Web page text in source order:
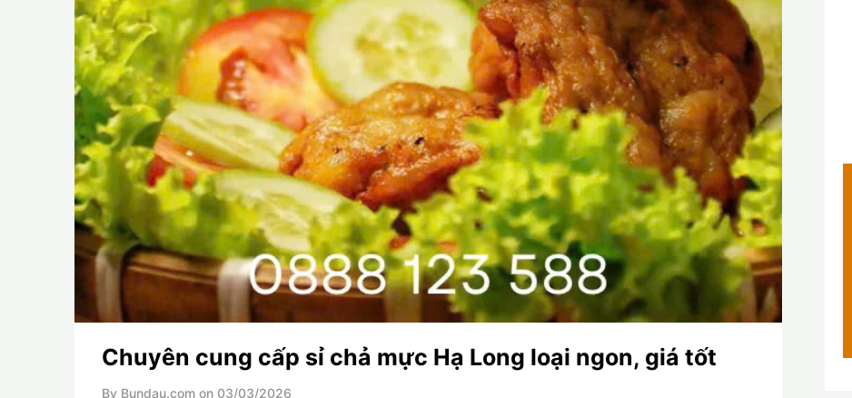
Chuyên cung cấp sỉ chả mực Hạ Long loại ngon, giá tốt
By Bundau.com on 03/03/2026